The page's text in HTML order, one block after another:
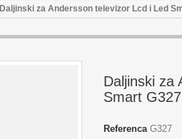
Daljinski za Andersson televizor Lcd i Led
Daljinski za
Smart G327
Referenca G327